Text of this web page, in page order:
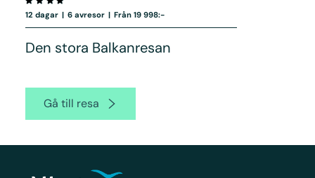
12 dagar | 6 avresor | Från 19 998:-
Den stora Balkanresan
Gå till resa